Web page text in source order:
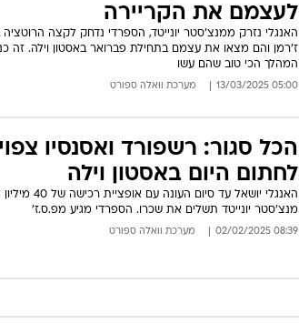
לעצמם את הקריירה
האנגלי נזרק ממנצ'סטר יונייטד, הספרדי נדחק לקצה הרוטציה
ז'רמן והם מצאו את עצמם בתחילת פברואר באסטון וילה. זה
המהלך הכי טוב שהם עשו
05:00 13/03/2025 מערכת וואלה ספורט
הכל סגור: רשפורד ואסנסיו
לחתום היום באסטון וילה
האנגלי יושאל עד סיום העונה
מנצ'סטר יונייטד תשלים את שכרו. הספרדי מגיע מפ.ס.ז'
08:39 02/02/2025 מערכת וואלה ספורט